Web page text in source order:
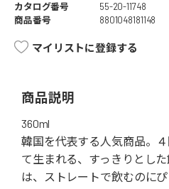
カタログ番号
55-20-11748
商品番号
8801048181148
マイリストに登録する
商品説明
360ml
韓国を代表する人気商品。
て生まれる、すっきりとし
は、ストレートで飲むのにぴ